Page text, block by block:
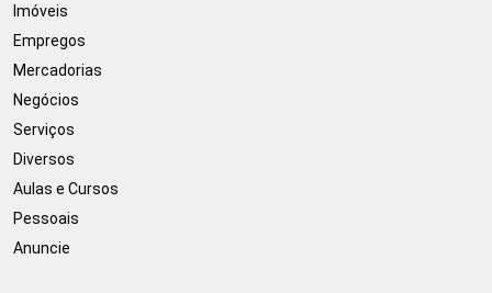
Imóveis
Empregos
Mercadorias
Negócios
Serviços
Diversos
Aulas e Cursos
Pessoais
Anuncie